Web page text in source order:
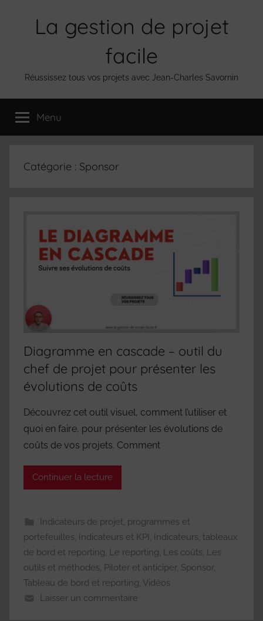
La gestion de projet
facile
Réussissez tous vos projets avec Jean-Charles Savornin
Menu
Catégorie : Sponsor
Diagramme en cascade – outil du
chef de projet pour présenter les
évolutions de coûts
Découvrez cet outil visuel, comment l’utiliser et
quoi en faire, pour présenter les évolutions de
coûts de vos projets. Comment
Continuer la lecture
Indicateurs de projet, programmes et
portefeuilles Indicateurs et KPI Indicateurs, tableaux
de bord et reporting Le reporting Les coûts Les
outils et méthodes Piloter et anticiper, Sponsor,
Tableau de bord et reporting Vidéos
Laisser un commentaire